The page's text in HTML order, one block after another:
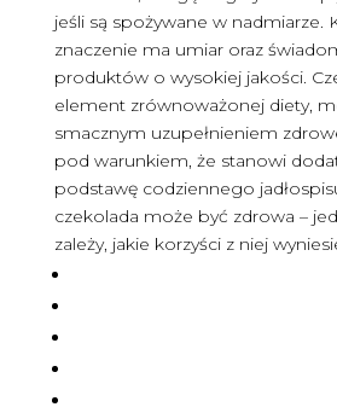
jeśli są spożywane w nadmiarze.
znaczenie ma umiar oraz
produktów o wysokiej jakości.
element zrównoważonej diety,
smacznym uzupełnieniem
pod warunkiem, że stanowi
podstawę codziennego
czekolada może być zdrowa –
zależy, jakie korzyści z niej